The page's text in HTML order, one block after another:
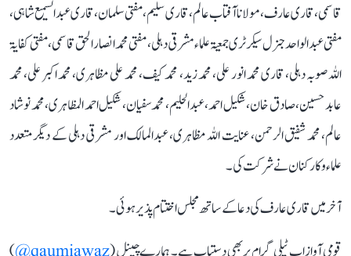
قاسمی، قاری عارف، مولانا آفتاب عالم، قاری سلیم، مفتی سلمان ، قاری عبدالسمیع شاہی ،
مفتی عبد الواحد جنرل سیکرٹری جمعیۃ علماء مشرقی دہلی، مفتی محمد انصار الحق قاسمی ، مفتی کفایۃ
اللہ صوبہ دہلی، قاری محمد انور علی، محمد زید، محمد کیف، محمد علی مظاہری، محمد اکبر علی، محمد
عابد حسین، صادق خان، شکیل احمد، عبدالحلیم، محمد سفیان، شکیل احمد المظاہری، محمد نوشاد
عالم، محمد شفیق الرحمن، عنایت اللہ مظاہری، عبدالمالک اور مشرقی دہلی کے دیگر متعدد
علماء و کارکنان نے شرکت کی۔
آخر میں قاری عارف کی دعا کے ساتھ مجلس اختتام پذیر ہوئی۔